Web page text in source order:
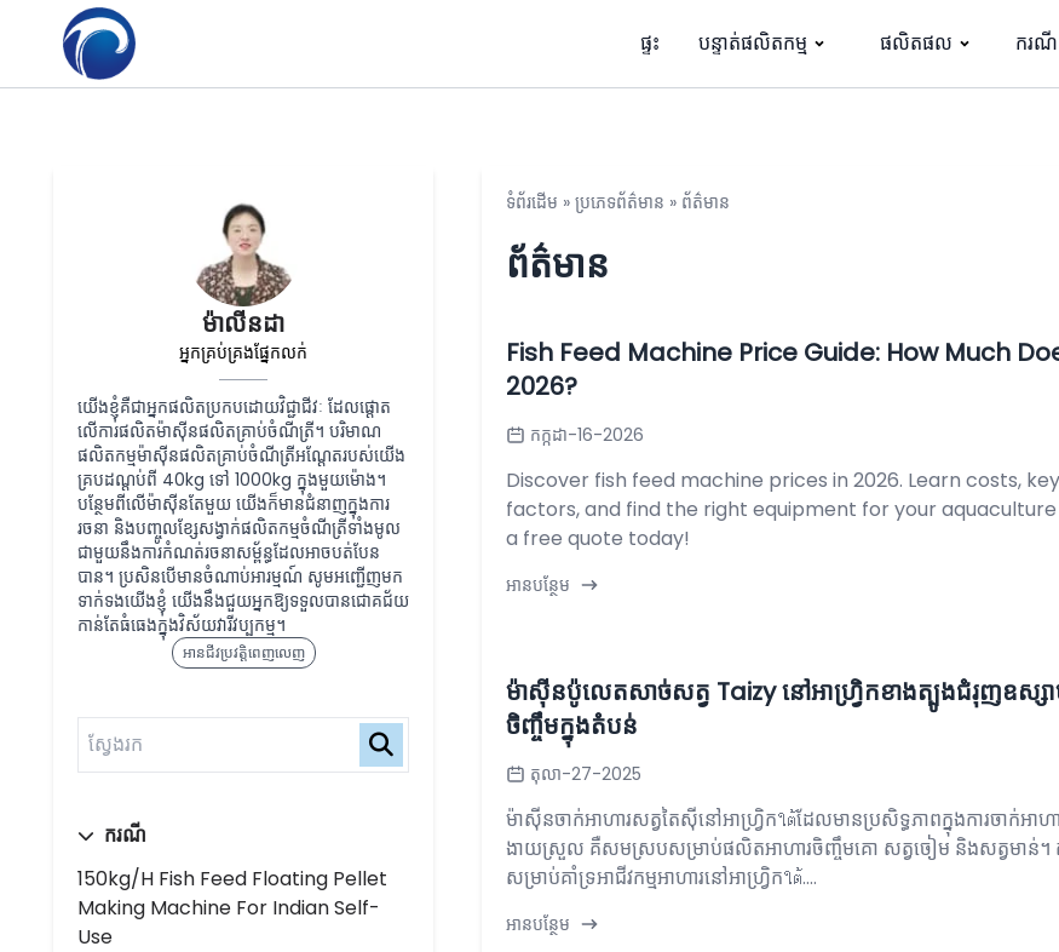
ផ្ទះ បន្ទាត់ផលិតកម្ម ផលិតផល ករណី
ម៉ាលីនដា
អ្នកគ្រប់គ្រងផ្នែកលក់
យើងខ្ញុំគឺជាអ្នកផលិតប្រកបដោយវិជ្ជាជីវៈ ដែលផ្តោត
លើការផលិតម៉ាស៊ីនផលិតគ្រាប់ចំណីត្រី។ បរិមាណ
ផលិតកម្មម៉ាស៊ីនផលិតគ្រាប់ចំណីត្រីអណ្តែតរបស់យើង
គ្របដណ្តប់ពី 40kg ទៅ 1000kg ក្នុងមួយម៉ោង។
បន្ថែមពីលើម៉ាស៊ីនតែមួយ យើងក៏មានជំនាញក្នុងការ
រចនា និងបញ្ចូលខ្សែសង្វាក់ផលិតកម្មចំណីត្រីទាំងមូល
ជាមួយនឹងការកំណត់រចនាសម្ព័ន្ធដែលអាចបត់បែន
បាន។ ប្រសិនបើមានចំណាប់អារម្មណ៍ សូមអញ្ជើញមក
ទាក់ទងយើងខ្ញុំ យើងនឹងជួយអ្នកឱ្យទទួលបានជោគជ័យ
កាន់តែធំធេងក្នុងវិស័យវារីវប្បកម្ម។
អានជីវប្រវត្តិពេញលេញ
ករណី
150kg/h Fish Feed Floating Pellet
Making Machine For Indian Self-
Use
ទំព័រដើម » ប្រភេទព័ត៌មាន » ព័ត៌មាន
ព័ត៌មាន
Fish Feed Machine Price Guide: How Much
2026?
កក្កដា-16-2026
Discover fish feed machine prices in 2026. Learn costs,
factors, and find the right equipment for your aquaculture
a free quote today!
អានបន្ថែម
ម៉ាស៊ីនប៉ូលេតសាច់សត្វ Taizy នៅអាហ្រ្វិកខាងត្បូងជំរុញឧស្ស
ចិញ្ចឹមក្នុងតំបន់
តុលា-27-2025
ម៉ាស៊ីនចាក់អាហារសត្វតៃស៊ីនៅអាហ្វ្រិកใต้ដែលមានប្រសិទ្ធភាពក្នុងការចាក់អាហា
ងាយស្រួល គឺសមស្របសម្រាប់ផលិតអាហារចិញ្ចឹមគោ សត្វចៀម និងសត្វមាន់។
សម្រាប់គាំទ្រអាជីវកម្មអាហារនៅអាហ្វ្រិកใต้....
អានបន្ថែម